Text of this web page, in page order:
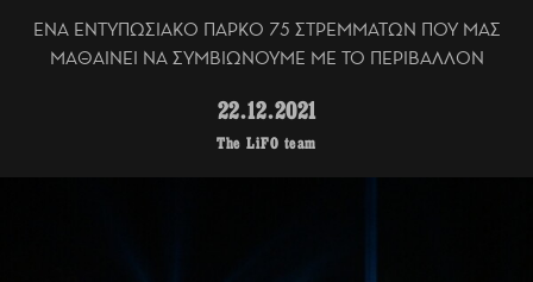
ΕΝΑ ΕΝΤΥΠΩΣΙΑΚΟ ΠΑΡΚΟ 75 ΣΤΡΕΜΜΑΤΩΝ ΠΟΥ ΜΑΣ
ΜΑΘΑΙΝΕΙ ΝΑ ΣΥΜΒΙΩΝΟΥΜΕ ΜΕ ΤΟ ΠΕΡΙΒΑΛΛΟΝ
22.12.2021
The LiFO team